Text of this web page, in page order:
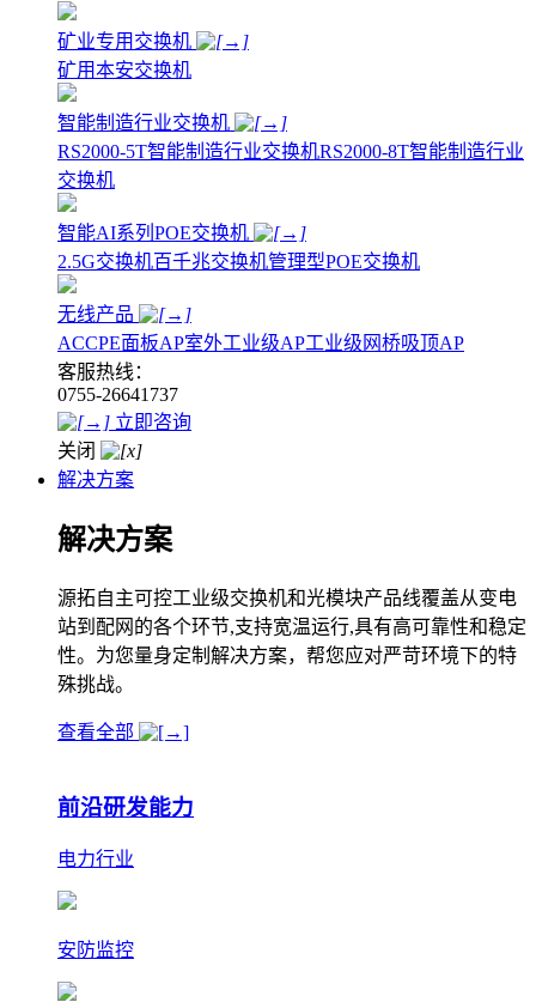
矿业专用交换机
矿用本安交换机
智能制造行业交换机
RS2000-5T智能制造行业交换机RS2000-8T智能制造行业
交换机
智能AI系列POE交换机
2.5G交换机百千兆交换机管理型POE交换机
无线产品
ACCPE面板AP室外工业级AP工业级网桥吸顶AP
客服热线：
0755-26641737
立即咨询
关闭
解决方案
解决方案
源拓自主可控工业级交换机和光模块产品线覆盖从变电
站到配网的各个环节,支持宽温运行,具有高可靠性和稳定
性。为您量身定制解决方案，帮您应对严苛环境下的特
殊挑战。
查看全部
前沿研发能力
电力行业
安防监控